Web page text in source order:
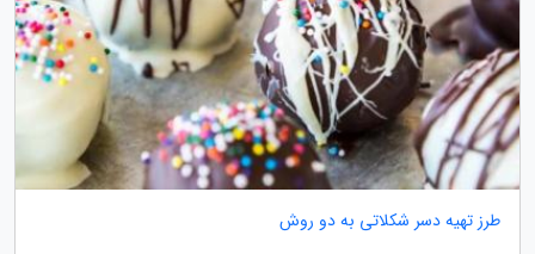
طرز تهیه دسر شکلاتی به دو روش